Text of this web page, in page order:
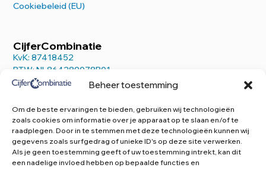
Beheer toestemming
Om de beste ervaringen te bieden, gebruiken wij technologieën
zoals cookies om informatie over je apparaat op te slaan en/of te
raadplegen. Door in te stemmen met deze technologieën kunnen wij
gegevens zoals surfgedrag of unieke ID's op deze site verwerken.
Als je geen toestemming geeft of uw toestemming intrekt, kan dit
een nadelige invloed hebben op bepaalde functies en
Contact
Kantooradres:
CijferCombinatie
KvK: 87418452
BTW: NL864289078B01
Cookiebeleid (EU)